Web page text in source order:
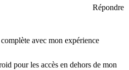
avec mon expérience
pour les accès en dehors de mon
Répondre